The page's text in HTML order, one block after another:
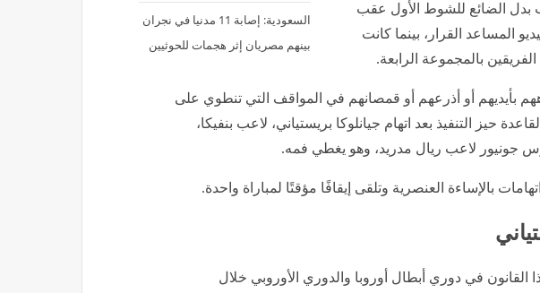
السعودية: إصابة 11 مدنيا في نجران
بينهم مصريان إثر هجمات للحوثيين
الضائع للشوط الأول عقب
المساعد القرار، بينما كانت
بأيديهم أو أذرعهم أو قمصانهم في المواقف التي تنطوي على
حيز التنفيذ بعد اتهام جيانلوكا بريستياني، لاعب بنفيكا،
جونيور لاعب ريال مدريد، وهو يغطي فمه.
بالإساءة العنصرية وتلقى إيقافًا مؤقتًا لمباراة واحدة.
القانون في دوري أبطال أوروبا والدوري الأوروبي خلال